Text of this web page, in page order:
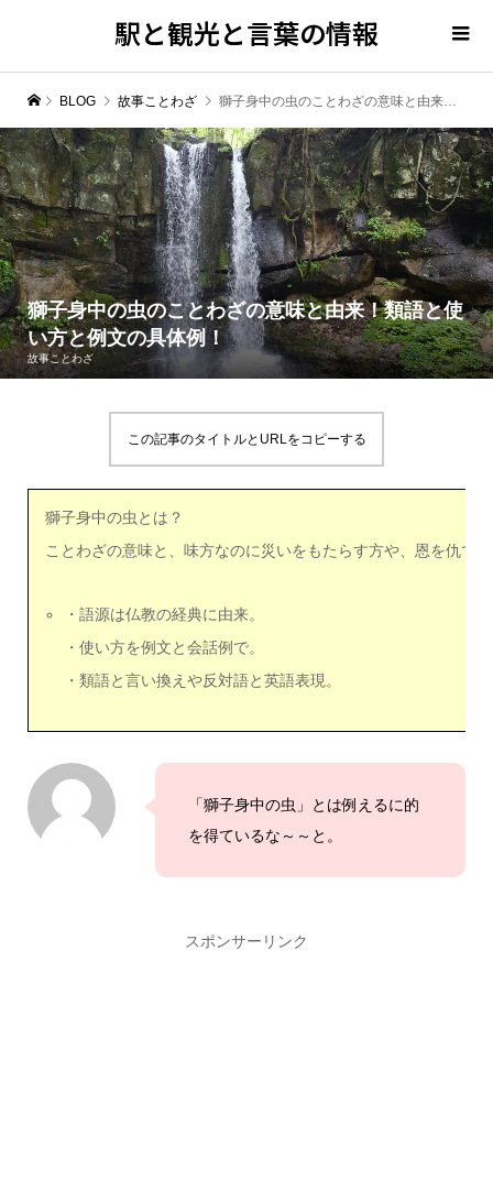
駅と観光と言葉の情報
BLOG 故事ことわざ 獅子身中の虫のことわざの意味と由来！類語と使い方と例文の具体例！
獅子身中の虫のことわざの意味と由来！類語と使
い方と例文の具体例！
故事ことわざ
この記事のタイトルとURLをコピーする
獅子身中の虫とは？
ことわざの意味と、味方なのに災いをもたらす方や、恩を仇で
・語源は仏教の経典に由来。
・使い方を例文と会話例で。
・類語と言い換えや反対語と英語表現。
「獅子身中の虫」とは例えるに的
を得ているな～～と。
スポンサーリンク